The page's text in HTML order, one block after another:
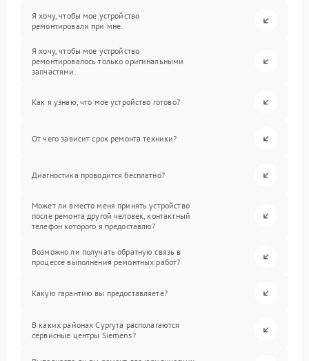
Я хочу, чтобы мое устройство
ремонтировали при мне.
Я хочу, чтобы мое устройство
ремонтировалось только оригинальными
запчастями.
Как я узнаю, что мое устройство готово?
От чего зависит срок ремонта техники?
Диагностика проводится бесплатно?
Может ли вместо меня принять устройство
после ремонта другой человек, контактный
телефон которого я предоставлю?
Возможно ли получать обратную связь в
процессе выполнения ремонтных работ?
Какую гарантию вы предоставляете?
В каких районах Сургута располагаются
сервисные центры Siemens?